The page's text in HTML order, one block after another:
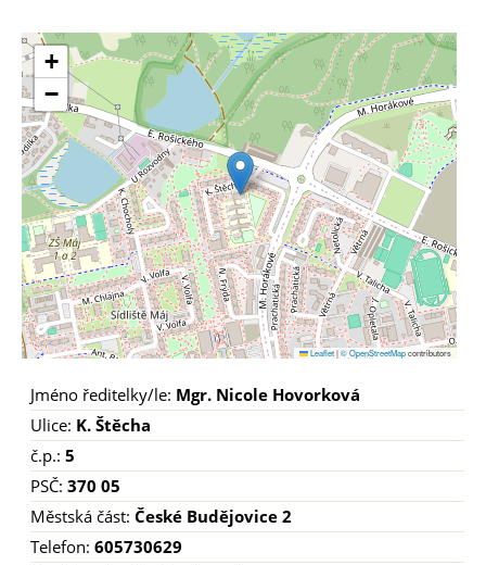
+
−
Leaflet | © OpenStreetMapcontributors
Jméno ředitelky/le: Mgr. Nicole Hovorková
Ulice: K. Štěcha
č.p.: 5
PSČ: 370 05
Městská část: České Budějovice 2
Telefon: 605730629